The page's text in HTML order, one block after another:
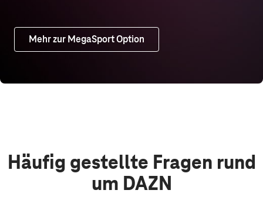
Mehr zur MegaSport Option
Häufig gestellte Fragen rund
um DAZN